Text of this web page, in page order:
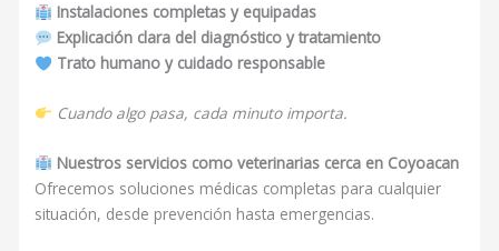
Instalaciones completas y equipadas
Explicación clara del diagnóstico y tratamiento
Trato humano y cuidado responsable
Cuando algo pasa, cada minuto importa.
Nuestros servicios como veterinarias cerca en Coyoacan
Ofrecemos soluciones médicas completas para cualquier
situación, desde prevención hasta emergencias.